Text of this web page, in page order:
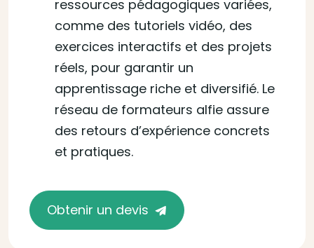
ressources pédagogiques variées,
comme des tutoriels vidéo, des
exercices interactifs et des projets
réels, pour garantir un
apprentissage riche et diversifié. Le
réseau de formateurs alfie assure
des retours d’expérience concrets
et pratiques.
Obtenir un devis